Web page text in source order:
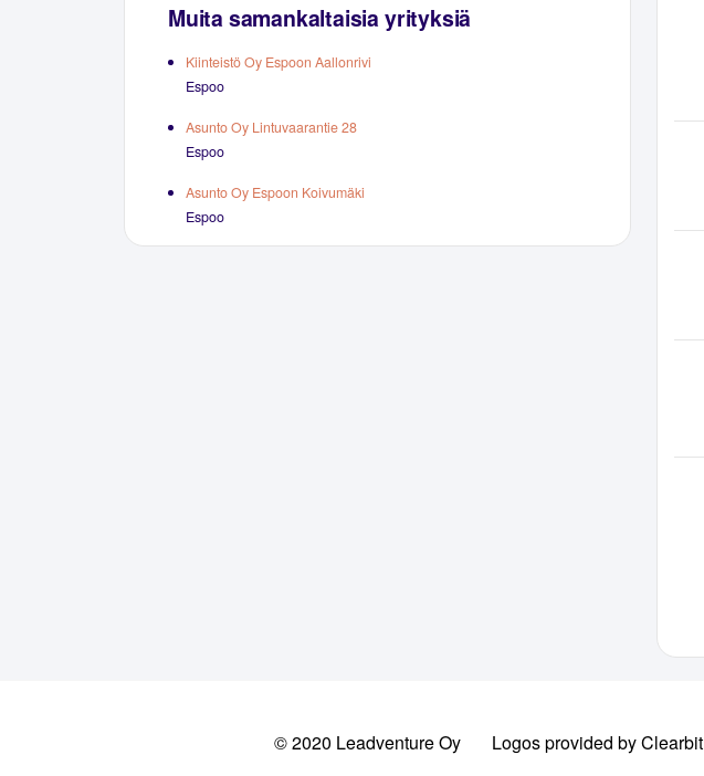
Muita samankaltaisia yrityksiä
Kiinteistö Oy Espoon Aallonrivi
Espoo
Asunto Oy Lintuvaarantie 28
Espoo
Asunto Oy Espoon Koivumäki
Espoo
© 2020 Leadventure Oy Logos provided by Clearbit